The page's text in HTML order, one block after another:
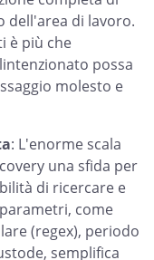
dell'area di lavoro.
è più che
possa
molesto e
: L'enorme scala
una sfida per
di ricercare e
come
(regex), periodo
semplifica